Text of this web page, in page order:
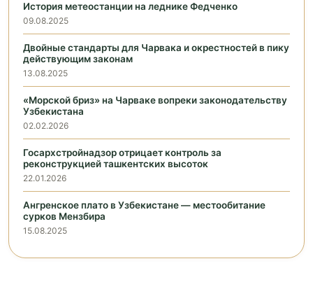
История метеостанции на леднике Федченко
09.08.2025
Двойные стандарты для Чарвака и окрестностей в пику
действующим законам
13.08.2025
«Морской бриз» на Чарваке вопреки законодательству
Узбекистана
02.02.2026
Госархстройнадзор отрицает контроль за
реконструкцией ташкентских высоток
22.01.2026
Ангренское плато в Узбекистане — местообитание
сурков Мензбира
15.08.2025